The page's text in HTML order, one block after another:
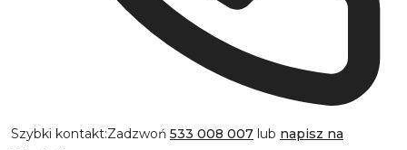
Szybki kontakt:Zadzwoń 533 008 007 lub napisz na